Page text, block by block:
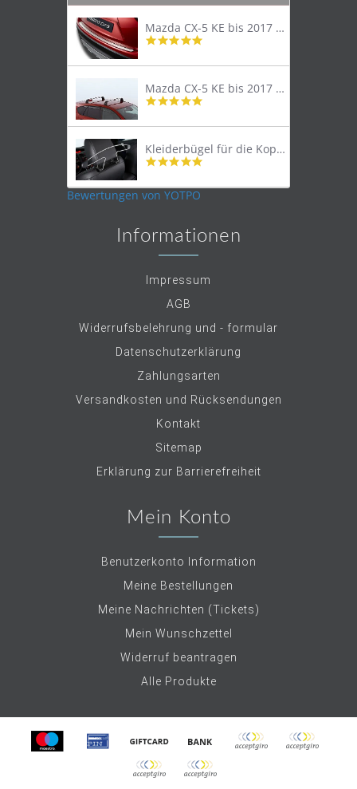
Mazda CX-5 KE bis 2017 Trittschutzleiste Edelstahl original
4.8
rating
Mazda CX-5 KE bis 2017 Lastenträger Dachträger
4.9
rating
Kleiderbügel für die Kopfstütze
4.9
rating
Bewertungen von YOTPO
Informationen
Impressum
AGB
Widerrufsbelehrung und - formular
Datenschutzerklärung
Zahlungsarten
Versandkosten und Rücksendungen
Kontakt
Sitemap
Erklärung zur Barrierefreiheit
Mein Konto
Benutzerkonto Information
Meine Bestellungen
Meine Nachrichten (Tickets)
Mein Wunschzettel
Widerruf beantragen
Alle Produkte